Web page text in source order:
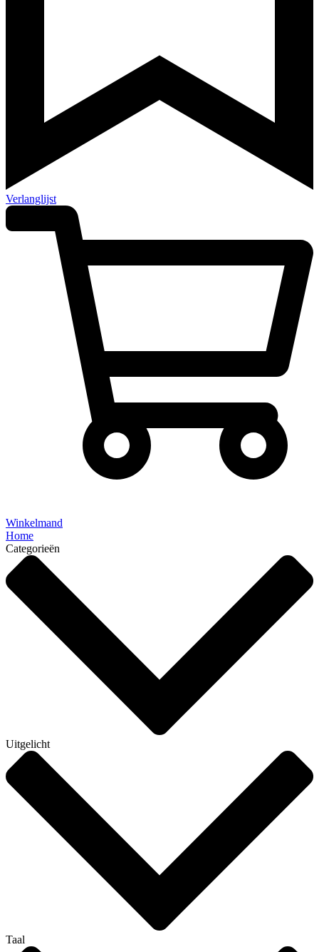
Verlanglijst
Winkelmand
Home
Categorieën
Uitgelicht
Taal